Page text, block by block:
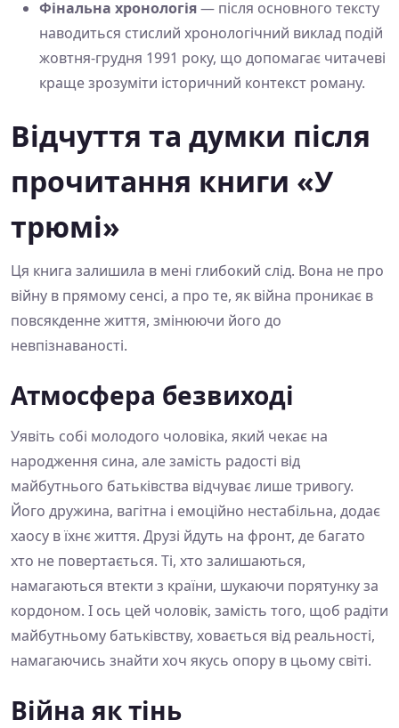
Фінальна хронологія— після основного тексту
наводиться стислий хронологічний виклад подій
жовтня-грудня 1991 року, що допомагає читачеві
краще зрозуміти історичний контекст роману.
Відчуття та думки після
прочитання книги «У
трюмі»
Ця книга залишила в мені глибокий слід. Вона не про
війну в прямому сенсі, а про те, як війна проникає в
повсякденне життя, змінюючи його до
невпізнаваності.
Атмосфера безвиході
Уявіть собі молодого чоловіка, який чекає на
народження сина, але замість радості від
майбутнього батьківства відчуває лише тривогу.
Його дружина, вагітна і емоційно нестабільна, додає
хаосу в їхнє життя. Друзі йдуть на фронт, де багато
хто не повертається. Ті, хто залишаються,
намагаються втекти з країни, шукаючи порятунку за
кордоном. І ось цей чоловік, замість того, щоб радіти
майбутньому батьківству, ховається від реальності,
намагаючись знайти хоч якусь опору в цьому світі.
Війна як тінь